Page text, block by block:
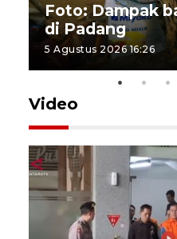
Foto: Dampak
di Padang
5 Agustus 2026 16:26
Video